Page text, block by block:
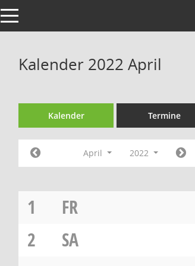
Toggle navigation
Kalender 2022 April
Kalender Termine
April 2022
1
FR
2
SA